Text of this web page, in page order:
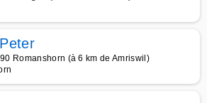
Romanshorn (à 6 km de Amriswil)